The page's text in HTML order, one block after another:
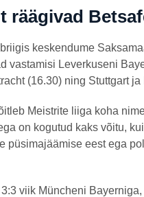
räägivad
keskendume
vastamisi Leverkuseni
(16.30) ning Stuttgart
Meistrite liiga koha
on kogutud kaks võitu,
püsimajäämise eest ega
viik Müncheni